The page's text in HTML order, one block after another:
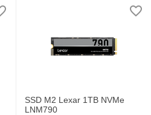
SSD M2 Lexar 1TB NVMe
LNM790